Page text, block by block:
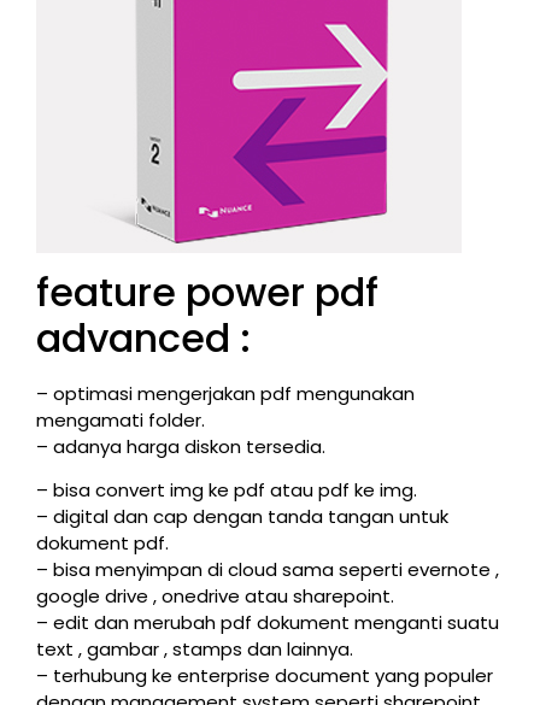
feature power pdf
advanced :
– optimasi mengerjakan pdf mengunakan
mengamati folder.
– adanya harga diskon tersedia.
– bisa convert img ke pdf atau pdf ke img.
– digital dan cap dengan tanda tangan untuk
dokument pdf.
– bisa menyimpan di cloud sama seperti evernote ,
google drive , onedrive atau sharepoint.
– edit dan merubah pdf dokument menganti suatu
text , gambar , stamps dan lainnya.
– terhubung ke enterprise document yang populer